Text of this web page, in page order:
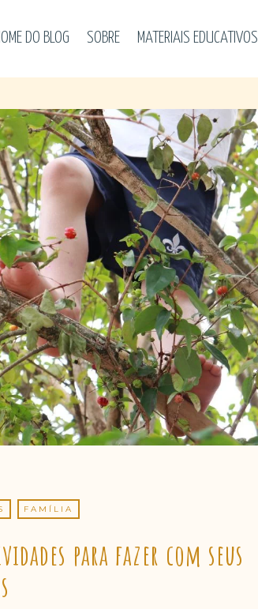
DO BLOG SOBRE MATERIAIS EDUCATIVOS
FAMÍLIA
para fazer com seus